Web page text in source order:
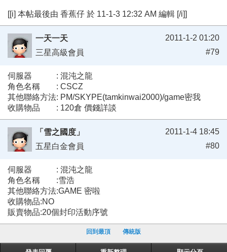
[[i] 本帖最後由 香蕉仔 於 11-1-3 12:32 AM 編輯 [/i]]
一天一天
三星高級會員
2011-1-2 01:20
#79
伺服器 : 混沌之龍
角色名稱 : CSCZ
其他聯絡方法: PM/SKYPE(tamkinwai2000)/game密我
收購物品 : 120倉 價錢詳談
「雪之國度」
五星白金會員
2011-1-4 18:45
#80
伺服器 : 混沌之龍
角色名稱 :雪浩
其他聯絡方法:GAME 密啦
收購物品:NO
販賣物品:20個封印活動序號
回到最頂 傳統版